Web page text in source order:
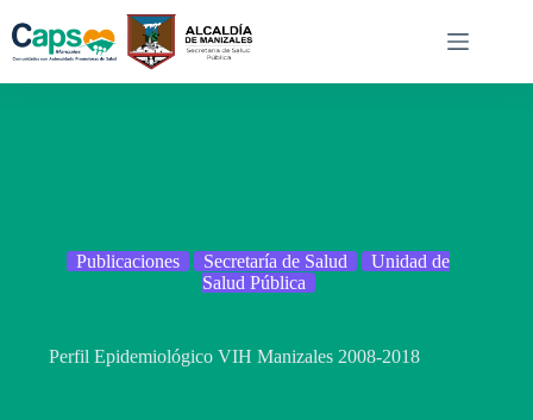
contenido
Publicaciones Secretaría de Salud
Unidad de
Salud Pública
Perfil Epidemiológico VIH Manizales 2008-2018